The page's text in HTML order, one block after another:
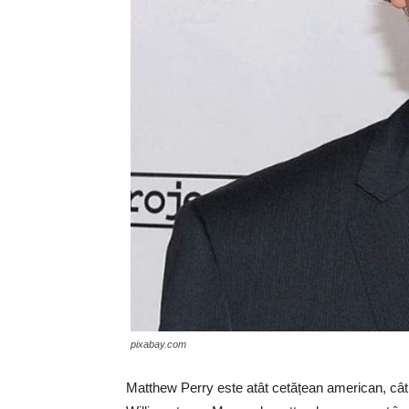
pixabay.com
Matthew Perry este atât cetățean american,